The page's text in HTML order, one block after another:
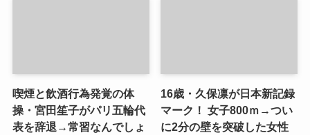
喫煙と飲酒行為発覚の体
操・宮田笙子がパリ五輪代
表を辞退→常習なんでしょ
16歳・久保凛が日本新記録
マーク！ 女子800ｍ→つい
に2分の壁を突破した女性